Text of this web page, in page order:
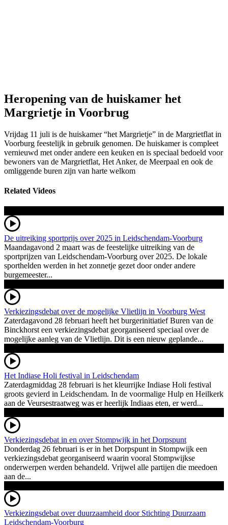
Heropening van de huiskamer het
Margrietje in Voorbrug
Vrijdag 11 juli is de huiskamer “het Margrietje” in de Margrietflat in
Voorburg feestelijk in gebruik genomen. De huiskamer is compleet
vernieuwd met onder andere een keuken en is speciaal bedoeld voor
bewoners van de Margrietflat, Het Anker, de Meerpaal en ook de
omliggende buren zijn van harte welkom
Related Videos
De uitreiking sportprijs over 2025 in Leidschendam-Voorburg
Maandagavond 2 maart was de feestelijke uitreiking van de
sportprijzen van Leidschendam-Voorburg over 2025. De lokale
sporthelden werden in het zonnetje gezet door onder andere
burgemeester...
Verkiezingsdebat over de mogelijke Vlietlijn in Voorburg West
Zaterdagavond 28 februari heeft het burgerinitiatief Buren van de
Binckhorst een verkiezingsdebat georganiseerd speciaal over de
mogelijke aanleg van de Vlietlijn. Dit is een nieuw geplande...
Het Indiase Holi festival in Leidschendam
Zaterdagmiddag 28 februari is het kleurrijke Indiase Holi festival
groots gevierd in Leidschendam. In de voormalige Hulp en Heilkerk
aan de Veursestraatweg was er heerlijk Indiaas eten, er werd...
Verkiezingsdebat in en over Stompwijk in het Dorpspunt
Donderdag 26 februari is er in het Dorpspunt in Stompwijk een
verkiezingsdebat georganiseerd waarin vooral Stompwijkse
onderwerpen werden behandeld. Vrijwel alle partijen die meedoen
aan de...
Verkiezingsdebat over duurzaamheid door Stichting Duurzaam
Leidschendam-Voorburg